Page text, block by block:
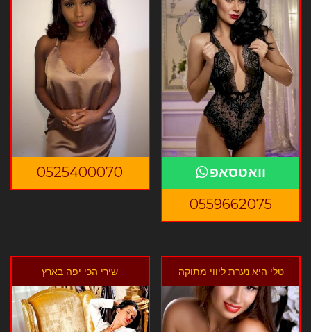
וואטסאפ
0559662075
0525400070
טלי היא נערת ליווי מתוקה שירי הכי יפה בארץ